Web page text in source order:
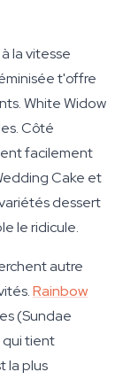
la vitesse
t'offre
White Widow
Côté
facilement
Cake et
dessert
le ridicule.
autre
Rainbow
(Sundae
qui tient
la plus